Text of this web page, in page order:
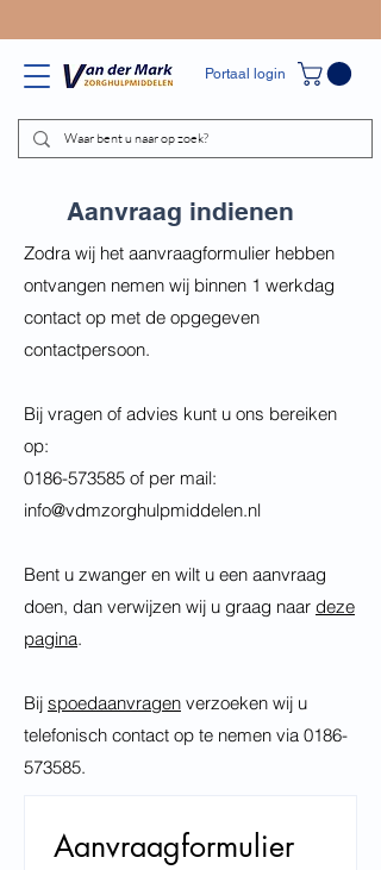
Portaal login
Aanvraag indienen
Zodra wij het aanvraagformulier hebben
ontvangen nemen wij binnen 1 werkdag
contact op met de opgegeven
contactpersoon.
Bij vragen of advies kunt u ons bereiken
op:
0186-573585 of per mail:
info@vdmzorghulpmiddelen.nl
Bent u zwanger en wilt u een aanvraag
doen, dan verwijzen wij u graag naar deze
pagina.
Bij spoedaanvragen verzoeken wij u
telefonisch contact op te nemen via 0186-
573585.
Aanvraagformulier